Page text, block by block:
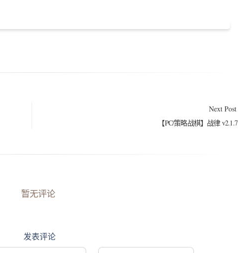
Next Post
【PC/策略战棋】战律 v2.1.7
暂无评论
发表评论